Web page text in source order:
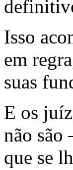
Isso
em
suas
E os
não são
que se